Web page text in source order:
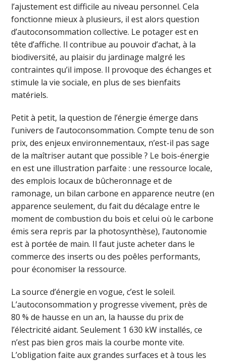
l’ajustement est difficile au niveau personnel. Cela
fonctionne mieux à plusieurs, il est alors question
d’autoconsommation collective. Le potager est en
tête d’affiche. Il contribue au pouvoir d’achat, à la
biodiversité, au plaisir du jardinage malgré les
contraintes qu’il impose. Il provoque des échanges et
stimule la vie sociale, en plus de ses bienfaits
matériels.
Petit à petit, la question de l’énergie émerge dans
l’univers de l’autoconsommation. Compte tenu de son
prix, des enjeux environnementaux, n’est-il pas sage
de la maîtriser autant que possible ? Le bois-énergie
en est une illustration parfaite : une ressource locale,
des emplois locaux de bûcheronnage et de
ramonage, un bilan carbone en apparence neutre (en
apparence seulement, du fait du décalage entre le
moment de combustion du bois et celui où le carbone
émis sera repris par la photosynthèse), l’autonomie
est à portée de main. Il faut juste acheter dans le
commerce des inserts ou des poêles performants,
pour économiser la ressource.
La source d’énergie en vogue, c’est le soleil.
L’autoconsommation y progresse vivement, près de
80 % de hausse en un an, la hausse du prix de
l’électricité aidant. Seulement 1 630 kW installés, ce
n’est pas bien gros mais la courbe monte vite.
L’obligation faite aux grandes surfaces et à tous les